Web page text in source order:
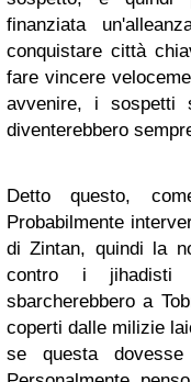
finanziata
conquistare città
fare vincere
avvenire, i
diventerebbero
Detto questo,
Probabilmente
di Zintan, quindi la
contro i
sbarcherebbero a
coperti dalle milizie
se questa dovesse